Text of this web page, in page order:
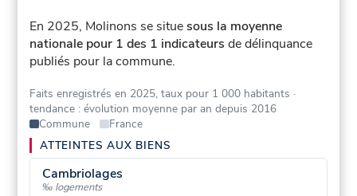
En 2025, Molinons se situesous la moyenne
nationale pour 1 des 1 indicateurs de délinquance
publiés pour la commune.
Faits enregistrés en 2025, taux pour 1 000 habitants ·
tendance : évolution moyenne par an depuis 2016
Commune
France
ATTEINTES AUX BIENS
Cambriolages
‰ logements